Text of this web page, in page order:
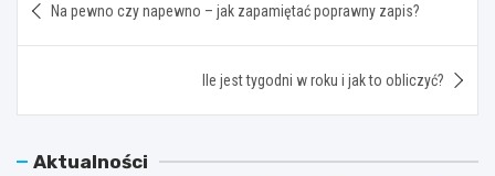
wpisu
Na pewno czy napewno – jak zapamiętać poprawny zapis?
Ile jest tygodni w roku i jak to obliczyć?
Aktualności